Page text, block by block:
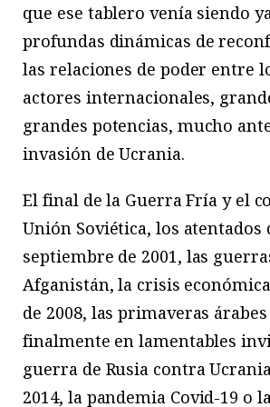
que ese tablero venía siendo
profundas dinámicas de
las relaciones de poder entre
actores internacionales,
grandes potencias, mucho
invasión de Ucrania.
El final de la Guerra Fría y el
Unión Soviética, los atentados
septiembre de 2001, las
Afganistán, la crisis
de 2008, las primaveras
finalmente en lamentables
guerra de Rusia contra
2014, la pandemia Covid-19 o